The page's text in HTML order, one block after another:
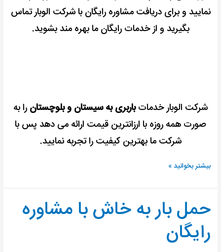
نمایید و برای دریافت مشاوره رایگان با شرکت الوبار تماس
بگیرید و از خدمات رایگان ما بهره مند بشوید.
شرکت الوبار خدماتباربری به سیستان و بلوچستان را به
صورت همه روزه با ارزانترین قیمت ارائه می دهد پس با
شرکت ما بهترین کیفیت را تجربه نمایید.
بیشتر بخوانید »
حمل بار به خاش با مشاوره
رایگان
حمل
بار
خاش